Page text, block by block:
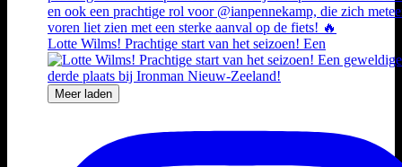
Lotte Wilms! Prachtige start van het seizoen! Een
Meer laden